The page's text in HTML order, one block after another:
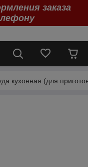
заказа
кухонная (для